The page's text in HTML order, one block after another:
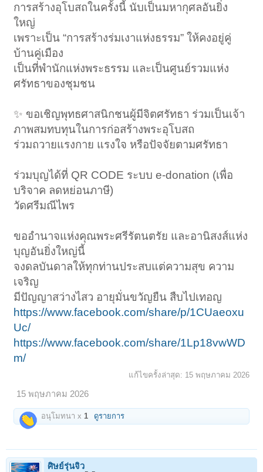
การสร้างอุโบสถในครั้งนี้ นับเป็นมหากุศลอันยิ่ง
ใหญ่
เพราะเป็น “การสร้างร่มเงาแห่งธรรม” ให้คงอยู่คู่
บ้านคู่เมือง
เป็นที่พำนักแห่งพระธรรม และเป็นศูนย์รวมแห่ง
ศรัทธาของชุมชน
✨ ขอเชิญพุทธศาสนิกชนผู้มีจิตศรัทธา ร่วมเป็นเจ้า
ภาพสมทบทุนในการก่อสร้างพระอุโบสถ
ร่วมถวายแรงกาย แรงใจ หรือปัจจัยตามศรัทธา
ร่วมบุญได้ที่ QR CODE ระบบ e-donation (เพื่อ
บริจาค ลดหย่อนภาษี)
วัดศรีมณีไพร
ขออำนาจแห่งคุณพระศรีรัตนตรัย และอานิสงส์แห่ง
บุญอันยิ่งใหญ่นี้
จงดลบันดาลให้ทุกท่านประสบแต่ความสุข ความ
เจริญ
มีปัญญาสว่างไสว อายุมั่นขวัญยืน สืบไปเทอญ
https://www.facebook.com/share/p/1CUaeoxu
Uc/
https://www.facebook.com/share/1Lp18vwWD
m/
แก้ไขครั้งล่าสุด: 15 พฤษภาคม 2026
15 พฤษภาคม 2026
อนุโมทนา x 1 ดูรายการ
ศิษย์รุ่นจิ๋ว